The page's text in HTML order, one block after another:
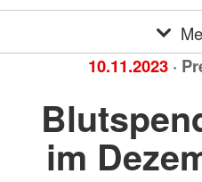
10.11.2023 ·
im